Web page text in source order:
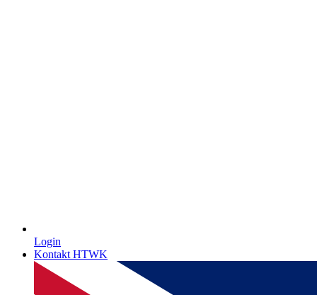
Login
Kontakt HTWK